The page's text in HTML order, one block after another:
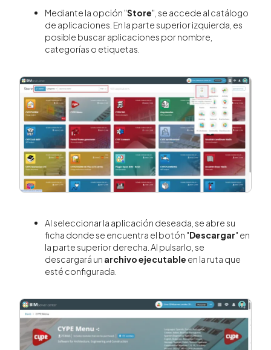
Mediante la opción "Store", se accede al catálogo
de aplicaciones. En la parte superior izquierda, es
posible buscar aplicaciones por nombre,
categorías o etiquetas.
Al seleccionar la aplicación deseada, se abre su
ficha donde se encuentra el botón "Descargar" en
la parte superior derecha. Al pulsarlo, se
descargará un archivo ejecutable en la ruta que
esté configurada.